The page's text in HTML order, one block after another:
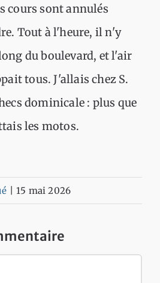
cours sont annulés
Tout à l'heure, il n'y
du boulevard, et l'air
tous. J'allais chez S.
dominicale : plus que
les motos.
15 mai 2026